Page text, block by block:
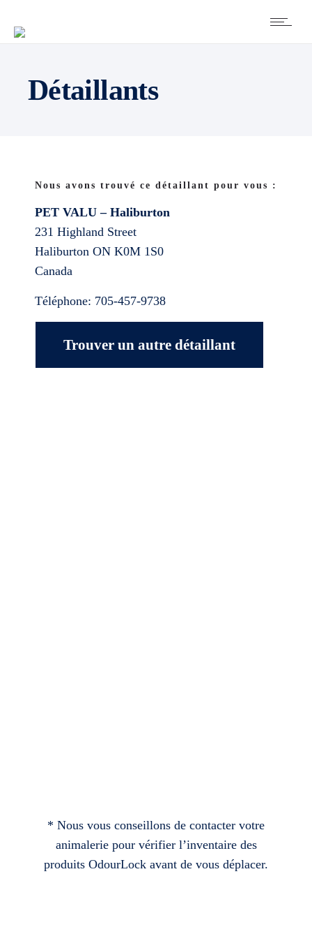
Détaillants
Nous avons trouvé ce détaillant pour vous :
PET VALU – Haliburton
231 Highland Street
Haliburton ON K0M 1S0
Canada
Téléphone: 705-457-9738
Trouver un autre détaillant
* Nous vous conseillons de contacter votre
animalerie pour vérifier l’inventaire des
produits OdourLock avant de vous déplacer.